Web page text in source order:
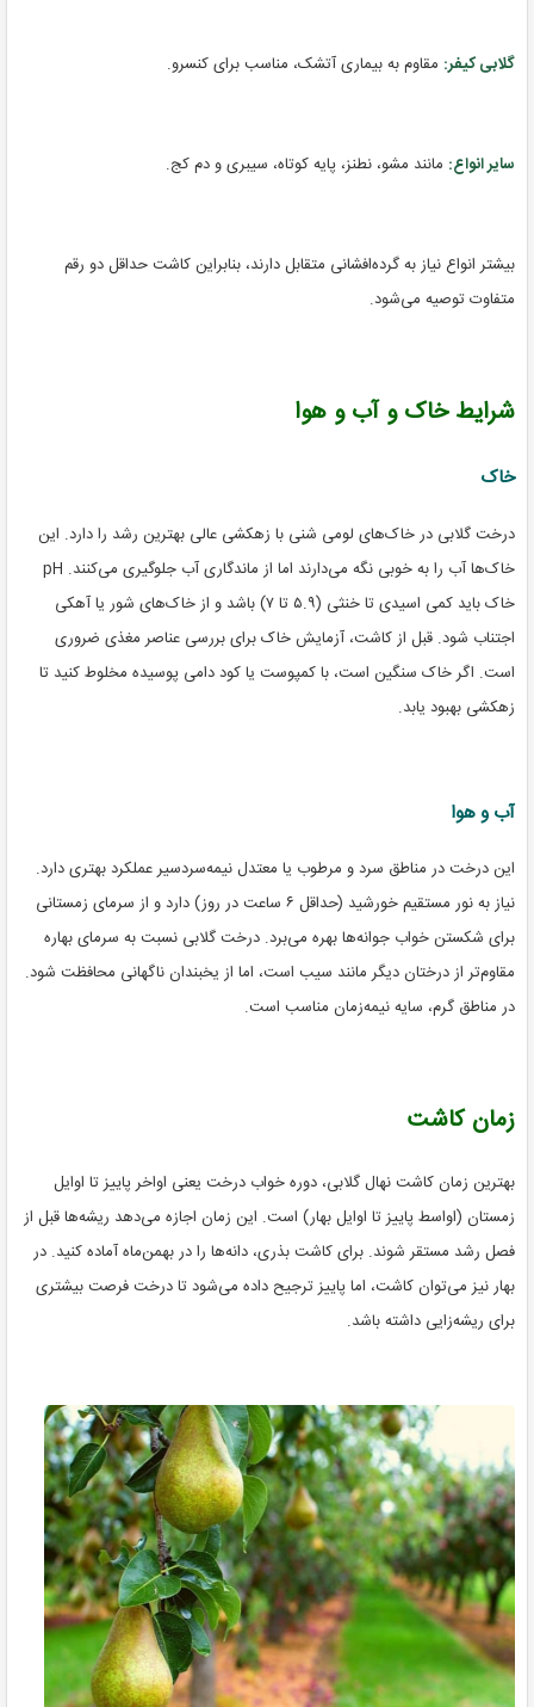
گلابی کیفر: مقاوم به بیماری آتشک، مناسب برای کنسرو.
سایر انواع: مانند مشو، نطنز، پایه کوتاه، سیبری و دم کج.
بیشتر انواع نیاز به گرده‌افشانی متقابل دارند، بنابراین کاشت حداقل دو رقم
متفاوت توصیه می‌شود.
شرایط خاک و آب و هوا
خاک
درخت گلابی در خاک‌های لومی شنی با زهکشی عالی بهترین رشد را دارد. این
خاک‌ها آب را به خوبی نگه می‌دارند اما از ماندگاری آب جلوگیری می‌کنند. pH
خاک باید کمی اسیدی تا خنثی (۵.۹ تا ۷) باشد و از خاک‌های شور یا آهکی
اجتناب شود. قبل از کاشت، آزمایش خاک برای بررسی عناصر مغذی ضروری
است. اگر خاک سنگین است، با کمپوست یا کود دامی پوسیده مخلوط کنید تا
زهکشی بهبود یابد.
آب و هوا
این درخت در مناطق سرد و مرطوب یا معتدل نیمه‌سردسیر عملکرد بهتری دارد.
نیاز به نور مستقیم خورشید (حداقل ۶ ساعت در روز) دارد و از سرمای زمستانی
برای شکستن خواب جوانه‌ها بهره می‌برد. درخت گلابی نسبت به سرمای بهاره
مقاوم‌تر از درختان دیگر مانند سیب است، اما از یخبندان ناگهانی محافظت شود.
در مناطق گرم، سایه نیمه‌زمان مناسب است.
زمان کاشت
بهترین زمان کاشت نهال گلابی، دوره خواب درخت یعنی اواخر پاییز تا اوایل
زمستان (اواسط پاییز تا اوایل بهار) است. این زمان اجازه می‌دهد ریشه‌ها قبل از
فصل رشد مستقر شوند. برای کاشت بذری، دانه‌ها را در بهمن‌ماه آماده کنید. در
بهار نیز می‌توان کاشت، اما پاییز ترجیح داده می‌شود تا درخت فرصت بیشتری
برای ریشه‌زایی داشته باشد.